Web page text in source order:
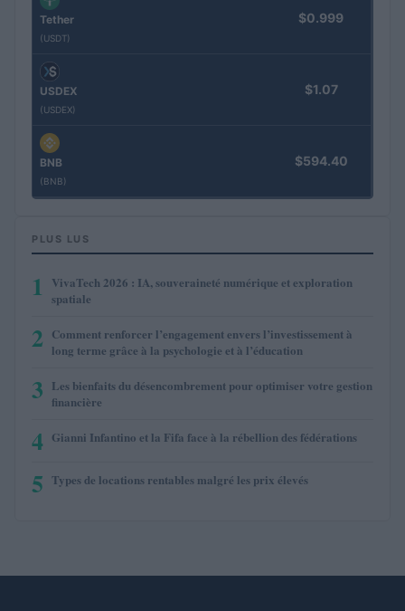
Tether
(USDT)
$0.999
USDEX
(USDEX)
$1.07
BNB
(BNB)
$594.40
PLUS LUS
1
VivaTech 2026 : IA, souveraineté numérique et exploration
spatiale
2 Comment renforcer l’engagement envers l’investissement à
long terme grâce à la psychologie et à l’éducation
3 Les bienfaits du désencombrement pour optimiser votre gestion
financière
4 Gianni Infantino et la Fifa face à la rébellion des fédérations
5 Types de locations rentables malgré les prix élevés